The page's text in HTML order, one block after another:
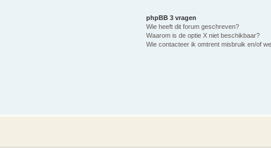
phpBB 3 vragen
Wie heeft dit forum geschreven?
Waarom is de optie X niet beschikbaar?
Wie contacteer ik omtrent misbruik en/of